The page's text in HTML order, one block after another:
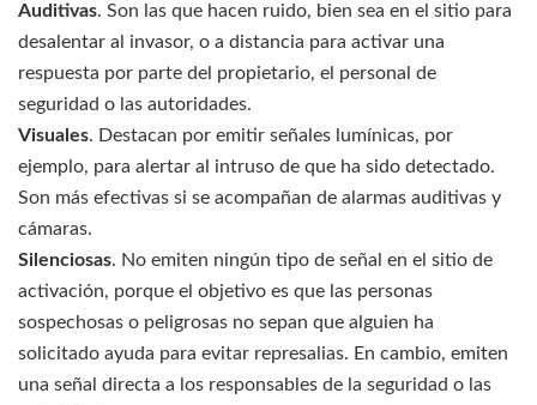
Auditivas. Son las que hacen ruido, bien sea en el sitio para
desalentar al invasor, o a distancia para activar una
respuesta por parte del propietario, el personal de
seguridad o las autoridades.
Visuales. Destacan por emitir señales lumínicas, por
ejemplo, para alertar al intruso de que ha sido detectado.
Son más efectivas si se acompañan de alarmas auditivas y
cámaras.
Silenciosas. No emiten ningún tipo de señal en el sitio de
activación, porque el objetivo es que las personas
sospechosas o peligrosas no sepan que alguien ha
solicitado ayuda para evitar represalias. En cambio, emiten
una señal directa a los responsables de la seguridad o las